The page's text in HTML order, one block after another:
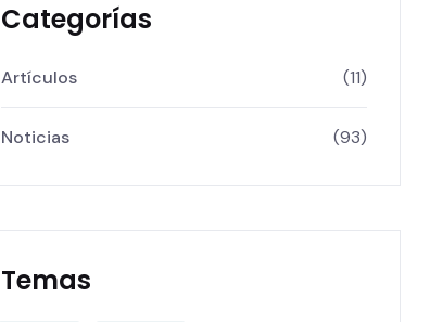
Categorías
Artículos (11)
Noticias (93)
Temas